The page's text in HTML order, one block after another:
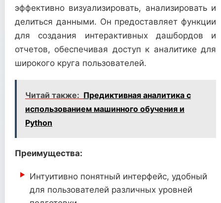
эффективно визуализировать, анализировать и
делиться данными. Он предоставляет функции
для создания интерактивных дашбордов и
отчетов, обеспечивая доступ к аналитике для
широкого круга пользователей.
Читай также: Предиктивная аналитика с
использованием машинного обучения и
Python
Преимущества:
Интуитивно понятный интерфейс, удобный
для пользователей различных уровней